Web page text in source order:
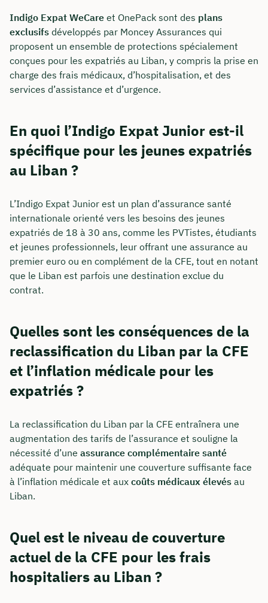
Indigo Expat WeCare et OnePack sont des plans
exclusifs développés par Moncey Assurances qui
proposent un ensemble de protections spécialement
conçues pour les expatriés au Liban, y compris la prise en
charge des frais médicaux, d’hospitalisation, et des
services d’assistance et d’urgence.
En quoi l’Indigo Expat Junior est-il
spécifique pour les jeunes expatriés
au Liban ?
L’Indigo Expat Junior est un plan d’assurance santé
internationale orienté vers les besoins des jeunes
expatriés de 18 à 30 ans, comme les PVTistes, étudiants
et jeunes professionnels, leur offrant une assurance au
premier euro ou en complément de la CFE, tout en notant
que le Liban est parfois une destination exclue du
contrat.
Quelles sont les conséquences de la
reclassification du Liban par la CFE
et l’inflation médicale pour les
expatriés ?
La reclassification du Liban par la CFE entraînera une
augmentation des tarifs de l’assurance et souligne la
nécessité d’une assurance complémentaire santé
adéquate pour maintenir une couverture suffisante face
à l’inflation médicale et aux coûts médicaux élevés au
Liban.
Quel est le niveau de couverture
actuel de la CFE pour les frais
hospitaliers au Liban ?